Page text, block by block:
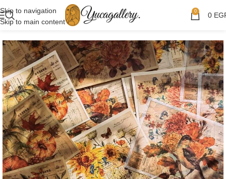
Skip to navigation
Skip to main content
0 0